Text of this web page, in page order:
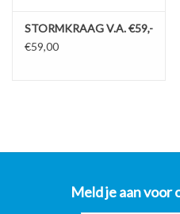
STORMKRAAG V.A. €59,-
€59,00
Meld je aan voor